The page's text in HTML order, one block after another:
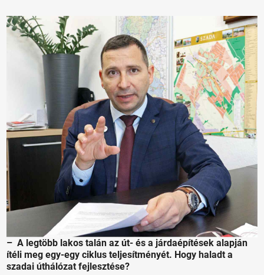
– A legtöbb lakos talán az út- és a járdaépítések alapján
ítéli meg egy-egy ciklus teljesítményét. Hogy haladt a
szadai úthálózat fejlesztése?